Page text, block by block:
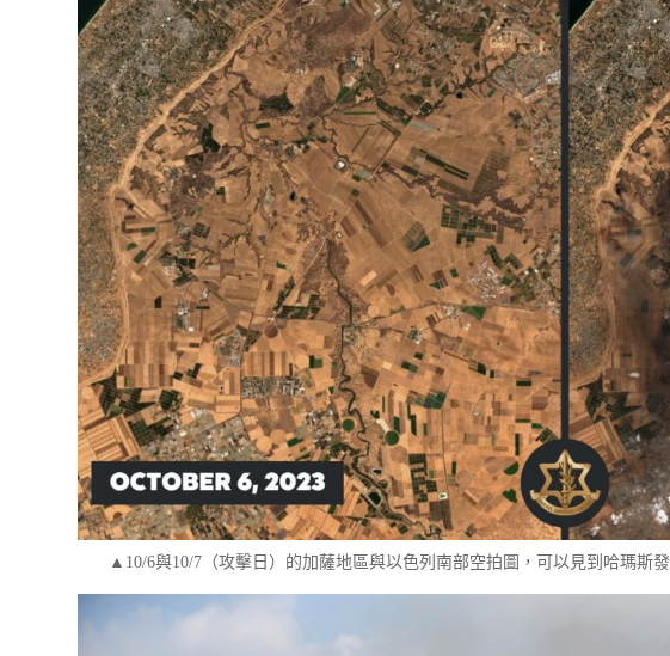
▲10/6與10/7（攻擊日）的加薩地區與以色列南部空拍圖，可以見到哈瑪斯